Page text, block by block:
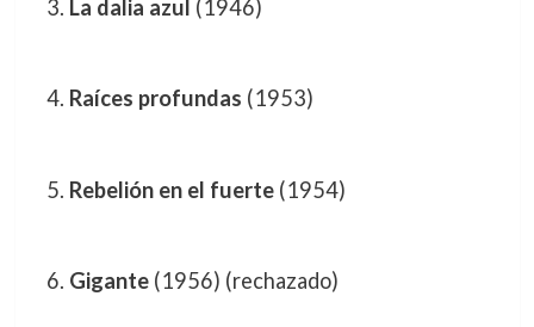
La dalia azul (1946)
Raíces profundas (1953)
Rebelión en el fuerte(1954)
Gigante(1956) (rechazado)